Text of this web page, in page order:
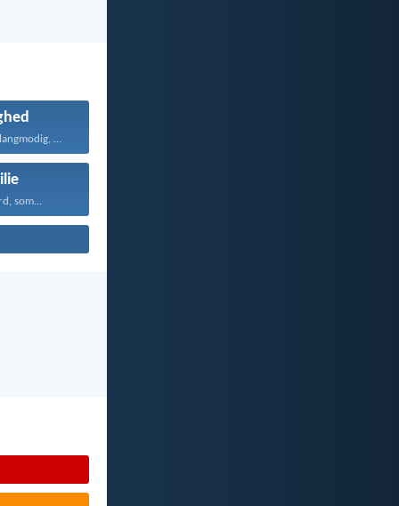
Kærligheden er langmodig, er...
som...